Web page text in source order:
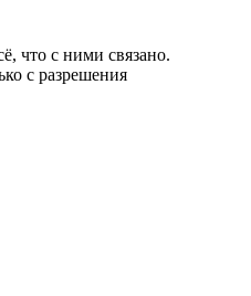
что с ними связано.
с разрешения